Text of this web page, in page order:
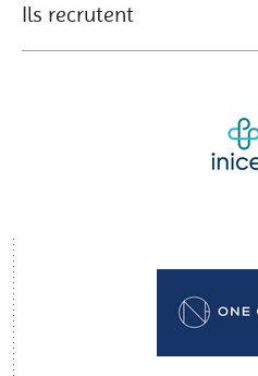
Ils recrutent